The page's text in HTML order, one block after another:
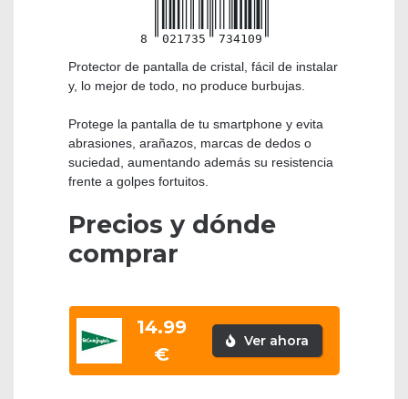
8 021735 734109
Protector de pantalla de cristal, fácil de instalar
y, lo mejor de todo, no produce burbujas.
Protege la pantalla de tu smartphone y evita
abrasiones, arañazos, marcas de dedos o
suciedad, aumentando además su resistencia
frente a golpes fortuitos.
Precios y dónde
comprar
14.99
€
Ver ahora